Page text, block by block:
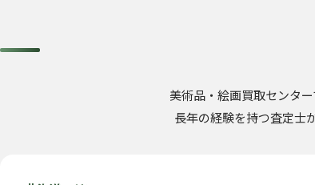
美術品・絵画買取センタ
長年の経験を持つ査定士